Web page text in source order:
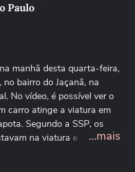
Paulo
manhã desta quarta-feira,
bairro do Jaçanã, na
No vídeo, é possível ver o
carro atinge a viatura em
Segundo a SSP, os
na viatura e o
Corpo de Bombeiros e
...mais